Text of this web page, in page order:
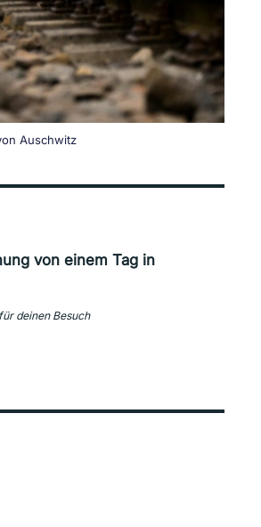
Auschwitz
von einem Tag in
deinen Besuch